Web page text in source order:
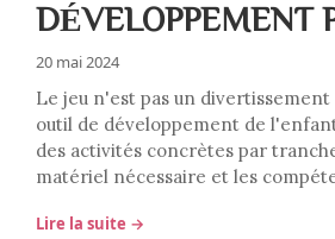
DÉVELOPPEMENT
20 mai 2024
Le jeu n'est pas un
outil de développement de
des activités concrètes par
matériel nécessaire et les
Lire la suite →